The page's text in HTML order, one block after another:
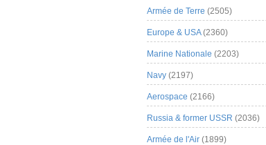
Armée de Terre (2505)
Europe & USA(2360)
Marine Nationale (2203)
Navy (2197)
Aerospace (2166)
Russia & former USSR (2036)
Armée de l'Air (1899)